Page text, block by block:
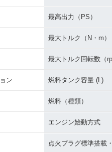
最高出力（PS）
最大トルク（N・m）
最大トルク回転数（
ン 燃料タンク容量 (L)
燃料（種類）
エンジン始動方式
点火プラグ標準搭載